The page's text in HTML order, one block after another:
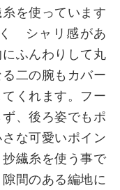
を使っています
シャリ感があ
ふんわりして丸
二の腕もカバー
くれます。フー
、後ろ姿でもポ
な可愛いポイン
繊糸を使う事で
間のある編地に